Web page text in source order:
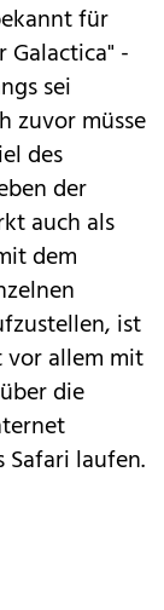
für
Galactica" -
sei
zuvor müsse
des
der
auch als
dem
ist
vor allem mit
die
laufen.